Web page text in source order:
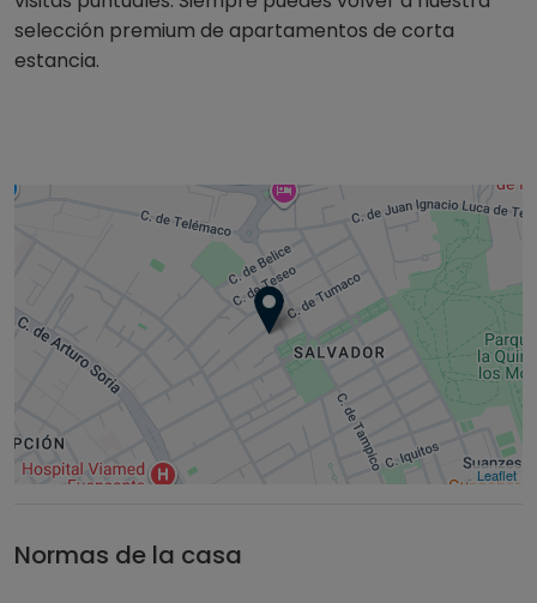
selección premium de apartamentos de corta
estancia.
Leaflet
Normas de la casa